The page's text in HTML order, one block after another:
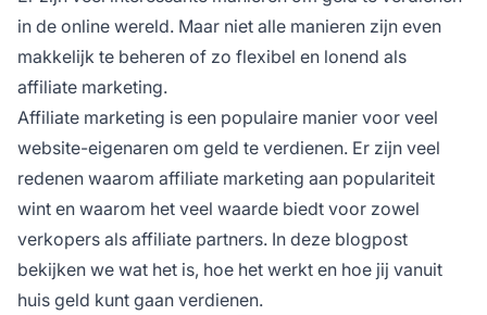
in de online wereld. Maar niet alle manieren zijn even
makkelijk te beheren of zo flexibel en lonend als
affiliate marketing.
Affiliate marketing is een populaire manier voor veel
website-eigenaren om geld te verdienen. Er zijn veel
redenen waarom affiliate marketing aan populariteit
wint en waarom het veel waarde biedt voor zowel
verkopers als affiliate partners. In deze blogpost
bekijken we wat het is, hoe het werkt en hoe jij vanuit
huis geld kunt gaan verdienen.